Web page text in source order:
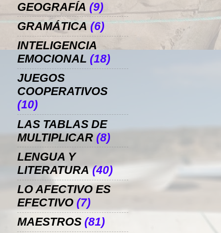
GEOGRAFÍA (9)
GRAMÁTICA (6)
INTELIGENCIA
EMOCIONAL (18)
JUEGOS
COOPERATIVOS
(10)
LAS TABLAS DE
MULTIPLICAR (8)
LENGUA Y
LITERATURA (40)
LO AFECTIVO ES
EFECTIVO (7)
MAESTROS (81)